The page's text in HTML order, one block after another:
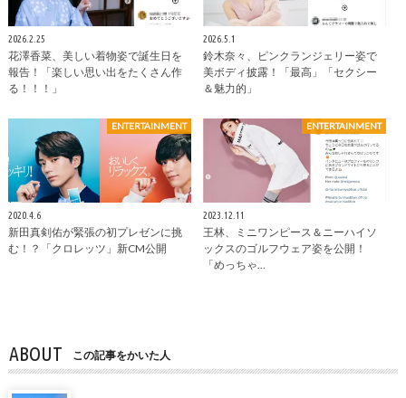
2026.2.25
花澤香菜、美しい着物姿で誕生日を
報告！「楽しい思い出をたくさん作
る！！！」
2026.5.1
鈴木奈々、ピンクランジェリー姿で
美ボディ披露！「最高」「セクシー
＆魅力的」
ENTERTAINMENT
2020.4.6
新田真剣佑が緊張の初プレゼンに挑
む！？「クロレッツ」新CM公開
ENTERTAINMENT
2023.12.11
王林、ミニワンピース＆ニーハイソ
ックスのゴルフウェア姿を公開！
「めっちゃ…
ABOUT この記事をかいた人